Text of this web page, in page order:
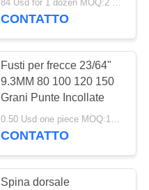
84 Usd for 1 dozen MOQ:2 dozzine
CONTATTO
Fusti per frecce 23/64"
9.3MM 80 100 120 150
Grani Punte Incollate
0.50 Usd one piece MOQ:12pcs
CONTATTO
Spina dorsale